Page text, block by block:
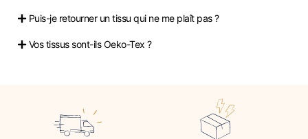
Puis-je retourner un tissu qui ne me plaît pas ?
Vos tissus sont-ils Oeko-Tex ?